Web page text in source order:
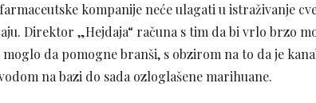
kompanije neće ulagati u istraživanje
Direktor „Hejdaja“ računa s tim da bi vrlo brzo
da pomogne branši, s obzirom na to da je
na bazi do sada ozloglašene marihuane.